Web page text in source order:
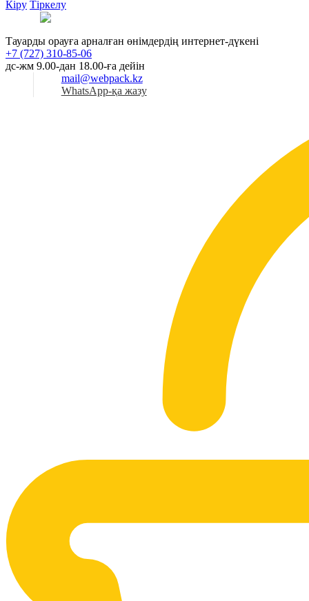
Кіру Тіркелу
Тауарды орауға арналған өнімдердің интернет-дүкені
+7 (727) 310-85-06
дс-жм 9.00-дан 18.00-ға дейін
mail@webpack.kz
WhatsApp-қа жазу